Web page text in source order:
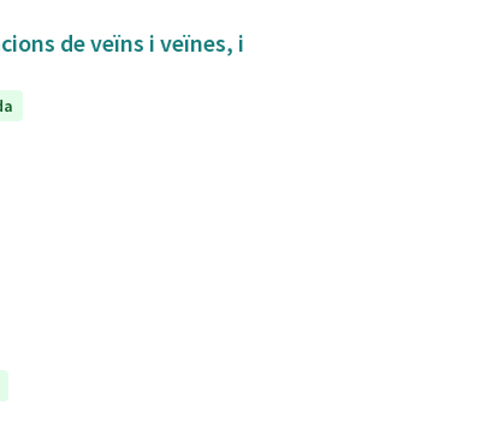
de veïns i veïnes, i